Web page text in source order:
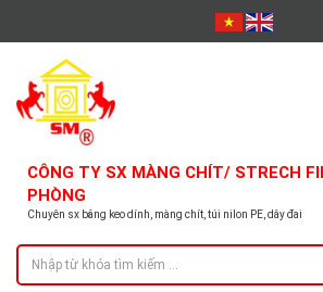
CÔNG TY SX MÀNG CHÍT/ STRECH
PHÒNG
Chuyên sx băng keo dính, màng chít, túi nilon PE, dây đai